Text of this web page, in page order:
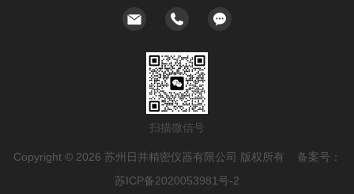
扫描微信号
Copyright © 2026 苏州日井精密仪器有限公司 版权所有 备案号：
苏ICP备2020053981号-2